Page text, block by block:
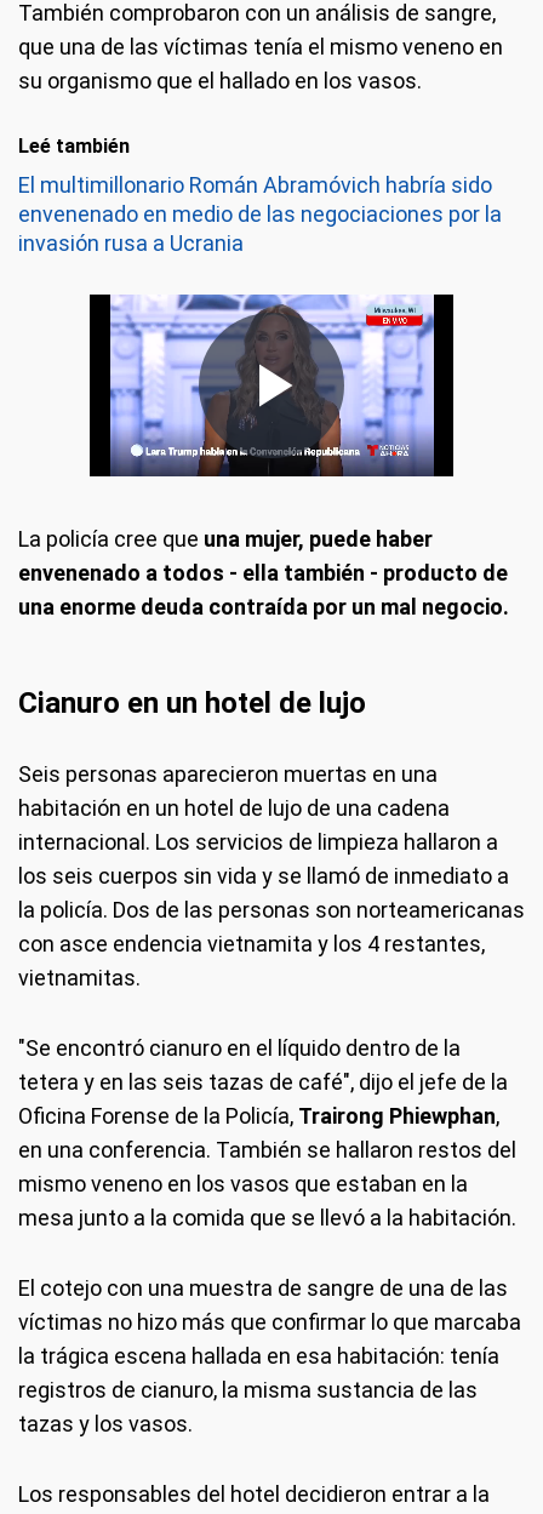
También comprobaron con un análisis de sangre,
que una de las víctimas tenía el mismo veneno en
su organismo que el hallado en los vasos.
Leé también
El multimillonario Román Abramóvich habría sido
envenenado en medio de las negociaciones por la
invasión rusa a Ucrania
La policía cree que una mujer, puede haber
envenenado a todos - ella también - producto de
una enorme deuda contraída por un mal negocio.
Cianuro en un hotel de lujo
Seis personas aparecieron muertas en una
habitación en un hotel de lujo de una cadena
internacional. Los servicios de limpieza hallaron a
los seis cuerpos sin vida y se llamó de inmediato a
la policía. Dos de las personas son norteamericanas
con asce endencia vietnamita y los 4 restantes,
vietnamitas.
"Se encontró cianuro en el líquido dentro de la
tetera y en las seis tazas de café", dijo el jefe de la
Oficina Forense de la Policía, Trairong Phiewphan,
en una conferencia. También se hallaron restos del
mismo veneno en los vasos que estaban en la
mesa junto a la comida que se llevó a la habitación.
El cotejo con una muestra de sangre de una de las
víctimas no hizo más que confirmar lo que marcaba
la trágica escena hallada en esa habitación: tenía
registros de cianuro, la misma sustancia de las
tazas y los vasos.
Los responsables del hotel decidieron entrar a la